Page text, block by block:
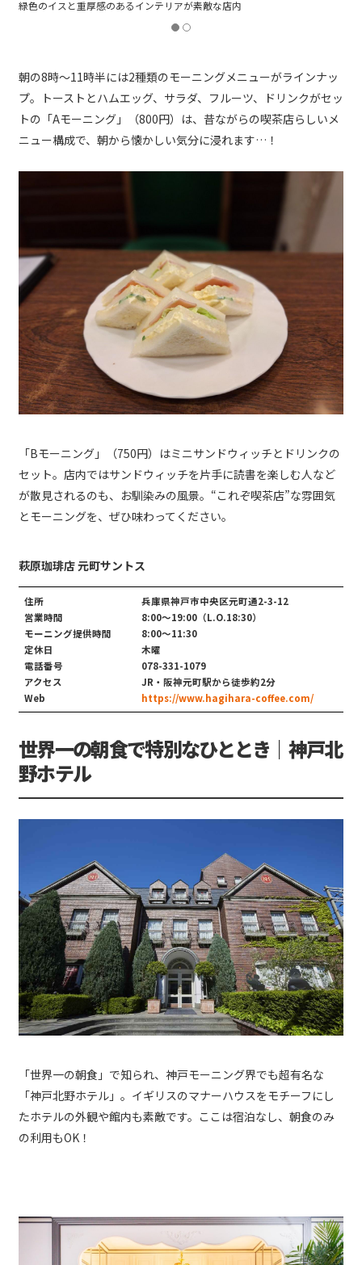
朝の8時～11時半には2種類のモーニングメニューがラインナッ
プ。トーストとハムエッグ、サラダ、フルーツ、ドリンクがセッ
トの「Aモーニング」（800円）は、昔ながらの喫茶店らしいメ
ニュー構成で、朝から懐かしい気分に浸れます…！
「Bモーニング」（750円）はミニサンドウィッチとドリンクの
セット。店内ではサンドウィッチを片手に読書を楽しむ人など
が散見されるのも、お馴染みの風景。“これぞ喫茶店”な雰囲気
とモーニングを、ぜひ味わってください。
萩原珈琲店 元町サントス
住所
兵庫県神戸市中央区元町通2-3-12
営業時間
8:00〜19:00（L.O.18:30）
モーニング提供時間
8:00～11:30
定休日
木曜
電話番号
078-331-1079
アクセス
JR・阪神元町駅から徒歩約2分
Web
https://www.hagihara-coffee.com/
世界一の朝食で特別なひととき｜神戸北
野ホテル
「世界一の朝食」で知られ、神戸モーニング界でも超有名な
「神戸北野ホテル」。イギリスのマナーハウスをモチーフにし
たホテルの外観や館内も素敵です。ここは宿泊なし、朝食のみ
の利用もOK！